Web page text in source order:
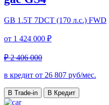
GB 1.5T 7DCT (170 л.с.) FWD
от 1 424 000 ₽
₽ 2 406 000
в кредит от 26 807 руб/мес.
В Trade-in В Кредит